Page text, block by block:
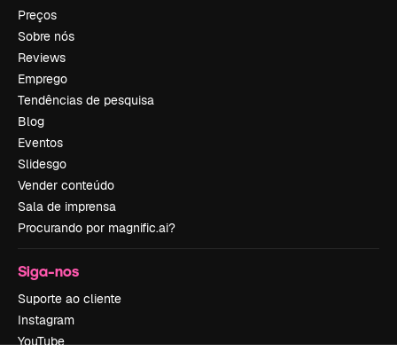
Preços
Sobre nós
Reviews
Emprego
Tendências de pesquisa
Blog
Eventos
Slidesgo
Vender conteúdo
Sala de imprensa
Procurando por magnific.ai?
Siga-nos
Suporte ao cliente
Instagram
YouTube